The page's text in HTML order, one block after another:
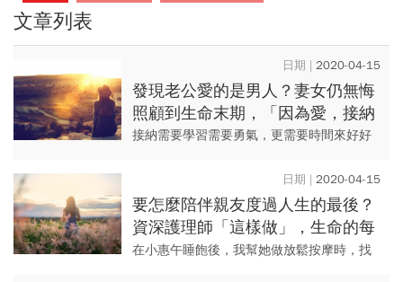
文章列表
2020-04-15
發現老公愛的是男人？妻女仍無悔
照顧到生命末期，「因為愛，接納
他的全部」
接納需要學習需要勇氣，更需要時間來好好
告訴父親自己心裡的糾結，好好跟父親說說
從小到大的感謝與道歉，好好...
2020-04-15
要怎麼陪伴親友度過人生的最後？
資深護理師「這樣做」，生命的每
一刻都很美，都要祝福！
在小惠午睡飽後，我幫她做放鬆按摩時，找